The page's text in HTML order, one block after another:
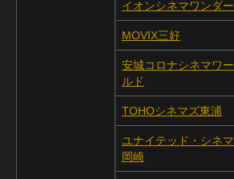
イオンシネマワンダー
MOVIX三好
安城コロナシネマワー
ルド
TOHOシネマズ東浦
ユナイテッド・シネマ
岡崎